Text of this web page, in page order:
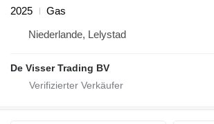
2025
Gas
Niederlande, Lelystad
De Visser Trading BV